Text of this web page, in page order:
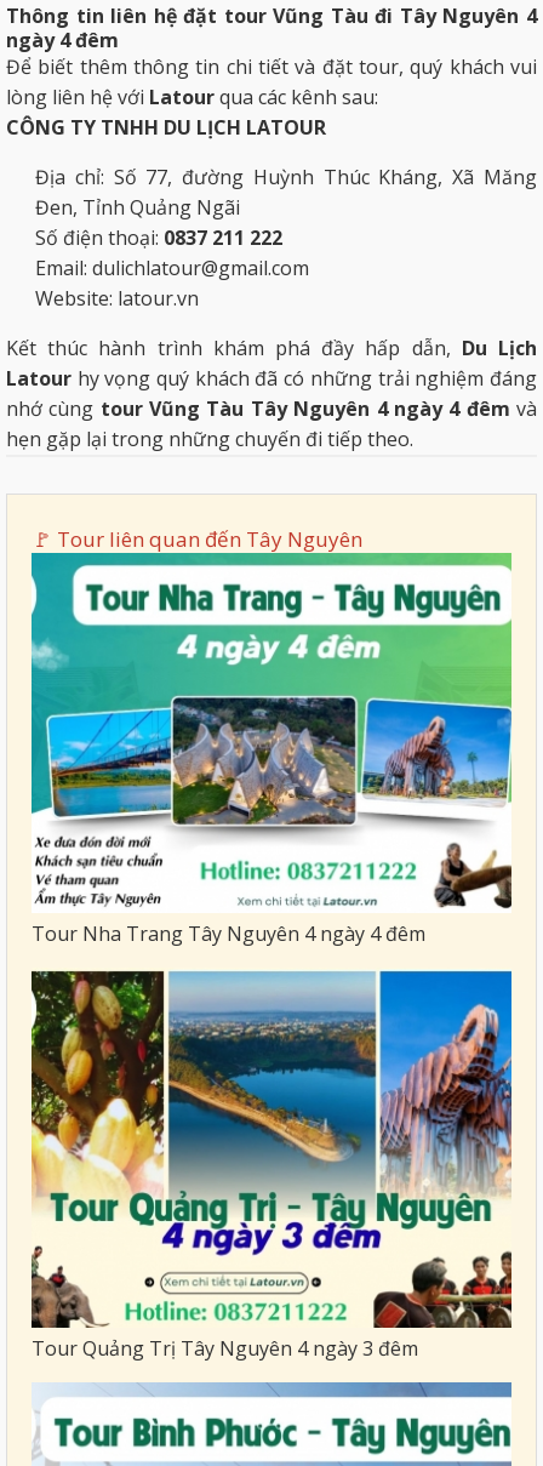
Thông tin liên hệ đặt tour Vũng Tàu đi Tây Nguyên 4
ngày 4 đêm
Để biết thêm thông tin chi tiết và đặt tour, quý khách vui
lòng liên hệ với Latourqua các kênh sau:
CÔNG TY TNHH DU LỊCH LATOUR
Địa chỉ: Số 77, đường Huỳnh Thúc Kháng, Xã Măng
Đen, Tỉnh Quảng Ngãi
Số điện thoại: 0837 211 222
Email: dulichlatour@gmail.com
Website: latour.vn
Kết thúc hành trình khám phá đầy hấp dẫn, Du Lịch
Latour hy vọng quý khách đã có những trải nghiệm đáng
nhớ cùng tour Vũng Tàu Tây Nguyên 4 ngày 4 đêm và
hẹn gặp lại trong những chuyến đi tiếp theo.
🚩 Tour liên quan đến Tây Nguyên
Tour Nha Trang Tây Nguyên 4 ngày 4 đêm
Tour Quảng Trị Tây Nguyên 4 ngày 3 đêm